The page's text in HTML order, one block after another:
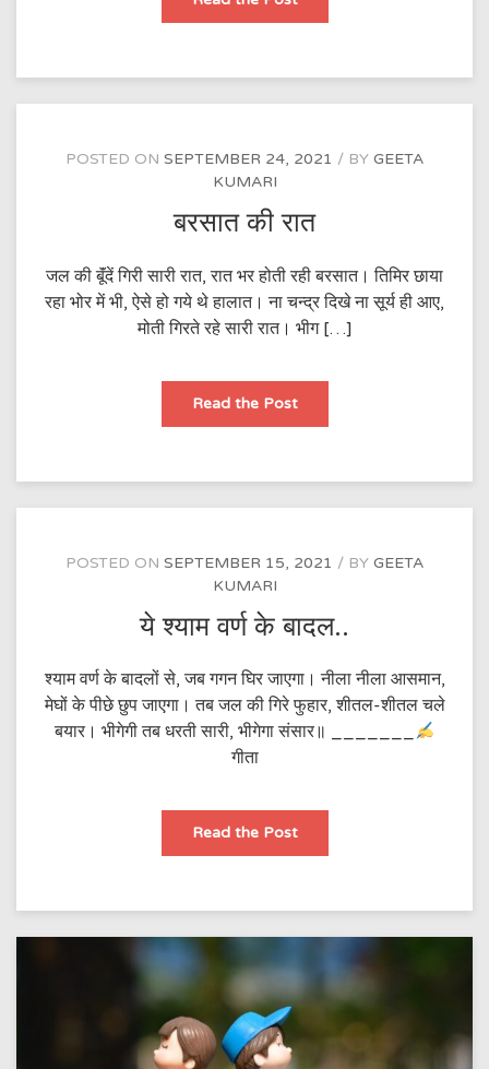
POSTED ON SEPTEMBER 24, 2021 BY GEETA
KUMARI
बरसात की रात
जल की बूॅंदें गिरी सारी रात, रात भर होती रही बरसात। तिमिर छाया
रहा भोर में भी, ऐसे हो गये थे हालात। ना चन्द्र दिखे ना सूर्य ही आए,
मोती गिरते रहे सारी रात। भीग […]
Read the Postबरसात
रात
POSTED ON SEPTEMBER 15, 2021 BY GEETA
KUMARI
ये श्याम वर्ण के बादल..
श्याम वर्ण के बादलों से, जब गगन घिर जाएगा। नीला नीला आसमान,
मेघों के पीछे छुप जाएगा। तब जल की गिरे फुहार, शीतल-शीतल चले
बयार। भीगेगी तब धरती सारी, भीगेगा संसार॥ _______
गीता
Read the Postये
वर्ण